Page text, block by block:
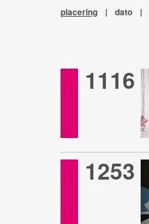
placering | dato |
1116
1253